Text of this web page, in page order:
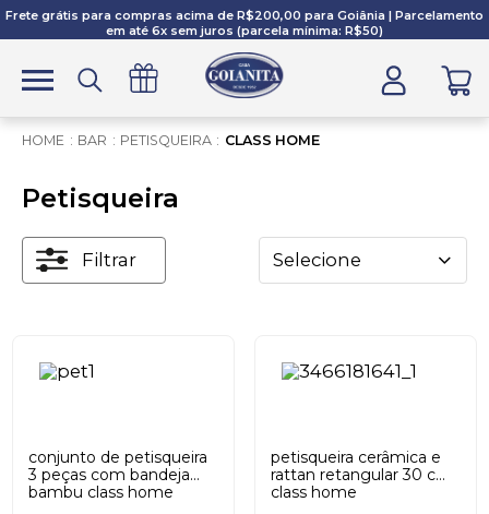
Frete grátis para compras acima de R$200,00 para Goiânia | Parcelamento
em até 6x sem juros (parcela mínima: R$50)
BAR PETISQUEIRA CLASS HOME
Petisqueira
Filtrar Selecione
conjunto de petisqueira
3 peças com bandeja
bambu class home
petisqueira cerâmica e
rattan retangular 30 cm
class home